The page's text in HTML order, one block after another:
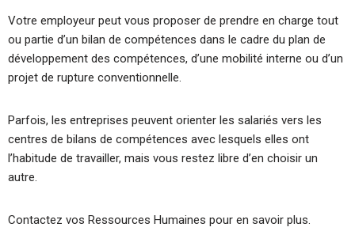
Votre employeur peut vous proposer de prendre en charge tout
ou partie d’un bilan de compétences dans le cadre du plan de
développement des compétences, d’une mobilité interne ou d’un
projet de rupture conventionnelle.
Parfois, les entreprises peuvent orienter les salariés vers les
centres de bilans de compétences avec lesquels elles ont
l’habitude de travailler, mais vous restez libre d’en choisir un
autre.
Contactez vos Ressources Humaines pour en savoir plus.